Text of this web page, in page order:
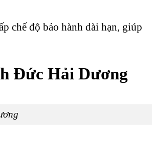
chế độ bảo hành dài hạn, giúp
Đức Hải Dương